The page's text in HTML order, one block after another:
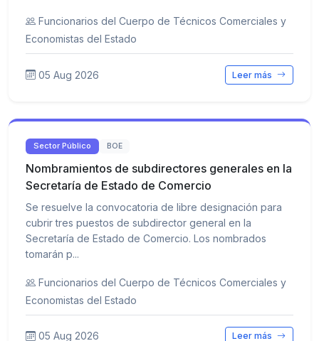
Funcionarios del Cuerpo de Técnicos Comerciales y
Economistas del Estado
05 Aug 2026 Leer más
Sector Público BOE
Nombramientos de subdirectores generales en la
Secretaría de Estado de Comercio
Se resuelve la convocatoria de libre designación para
cubrir tres puestos de subdirector general en la
Secretaría de Estado de Comercio. Los nombrados
tomarán p...
Funcionarios del Cuerpo de Técnicos Comerciales y
Economistas del Estado
05 Aug 2026 Leer más